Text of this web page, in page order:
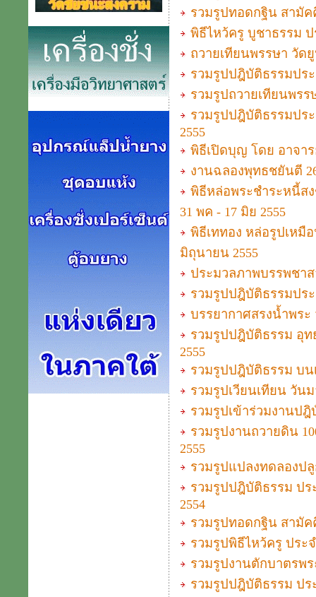
รวมรูปทอดกฐิน สามัค
พิธีไหว้ครู บูชาธรรม ป
ถวายเทียนพรรษา วัด
รวมรูปปฎิบัติธรรมปร
รวมรูปถวายเทียนพรร
รวมรูปปฎิบัติธรรมปร
2555
พิธีเปิดบุญ โดย อาจา
งานฉลองพุทธชยันตี
พิธีหล่อพระชำระหนี้ส
31 พค - 17 มิย 2555
พิธีเททอง หล่อรูปเห
มิถุนายน 2555
ประมวลภาพบรรพชา
รวมรูปปฎิบัติธรรมประ
บรรยากาศสรงน้ำพร
รวมรูปปฎิบัติธรรม อุท
2555
รวมรูปปฎิบัติธรรม บน
รวมรูปเวียนเทียน วั
รวมรูปเข้าร่วมงานป
รวมรูปงานถวายดิน
2555
รวมรูปแปลงทดลองป
รวมรูปปฎิบัติธรรม ป
2554
รวมรูปทอดกฐิน สามัค
รวมรูปพิธีไหว้ครู ประ
รวมรูปงานตักบาตรพร
รวมรูปปฎิบัติธรรม ปร